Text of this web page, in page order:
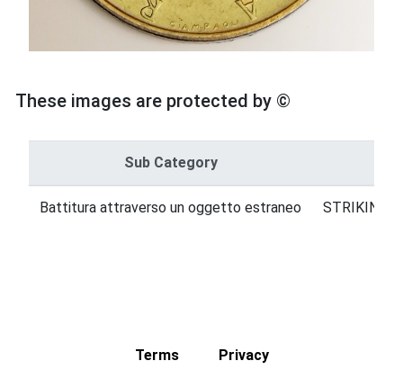
These images are protected by ©
Sub Category
Battitura attraverso un oggetto estraneo STRIKING
Terms Privacy